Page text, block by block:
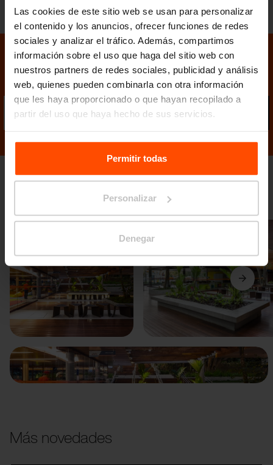
Las cookies de este sitio web se usan para personalizar
el contenido y los anuncios, ofrecer funciones de redes
sociales y analizar el tráfico. Además, compartimos
información sobre el uso que haga del sitio web con
nuestros partners de redes sociales, publicidad y análisis
web, quienes pueden combinarla con otra información
que les haya proporcionado o que hayan recopilado a
partir del uso que haya hecho de sus servicios.
Para más información, visitePrinciples Relating to the
Processing Personal Data.Permitir todas
Personalizar
Denegar
Mantenga el contacto con nosotros
Galería de fotos
Anterior Siguiente
Más novedades